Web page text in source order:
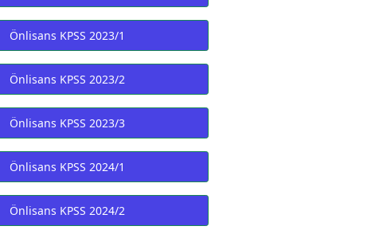
Önlisans KPSS 2023/1
Önlisans KPSS 2023/2
Önlisans KPSS 2023/3
Önlisans KPSS 2024/1
Önlisans KPSS 2024/2